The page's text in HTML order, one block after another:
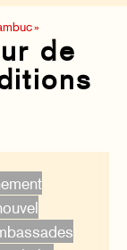
»
de